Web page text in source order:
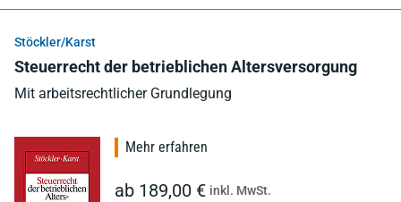
Stöckler/Karst
Steuerrecht der betrieblichen Altersversorgung
Mit arbeitsrechtlicher Grundlegung
Mehr erfahren
ab 189,00 € inkl. MwSt.